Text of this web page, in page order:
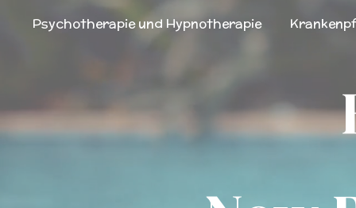
Psychotherapie und Hypnotherapie